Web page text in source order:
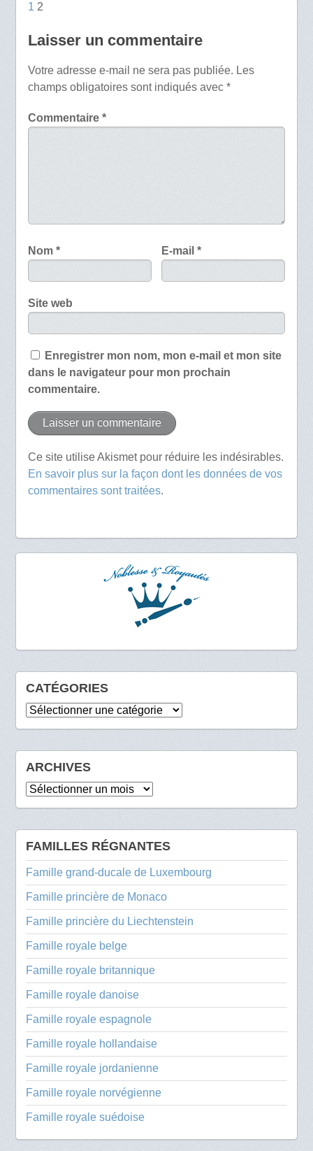
1 2
Laisser un commentaire
Votre adresse e-mail ne sera pas publiée. Les
champs obligatoires sont indiqués avec *
Commentaire *
Nom * E-mail*
Site web
Enregistrer mon nom, mon e-mail et mon site
dans le navigateur pour mon prochain
commentaire.
Ce site utilise Akismet pour réduire les indésirables.
En savoir plus sur la façon dont les données de vos
commentaires sont traitées.
CATÉGORIES
Catégories
ARCHIVES
Archives
FAMILLES RÉGNANTES
Famille grand-ducale de Luxembourg
Famille princière de Monaco
Famille princière du Liechtenstein
Famille royale belge
Famille royale britannique
Famille royale danoise
Famille royale espagnole
Famille royale hollandaise
Famille royale jordanienne
Famille royale norvégienne
Famille royale suédoise